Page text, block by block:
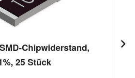
Chipwiderstand,
25 Stück